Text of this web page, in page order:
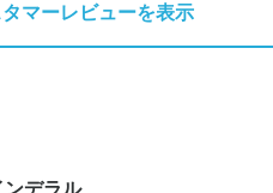
マーレビューを表示